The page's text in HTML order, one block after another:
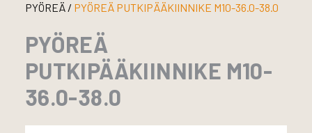
PYÖREÄ / PYÖREÄ PUTKIPÄÄKIINNIKE M10-36.0-38.0
PYÖREÄ
PUTKIPÄÄKIINNIKE M10-
36.0-38.0